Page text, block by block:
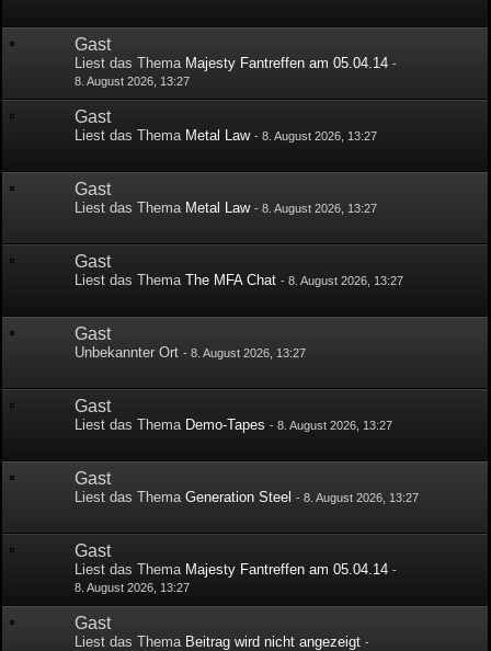
Gast
Liest das Thema Majesty Fantreffen am 05.04.14 -
8. August 2026, 13:27
Gast
Liest das Thema Metal Law -8. August 2026, 13:27
Gast
Liest das Thema Metal Law -8. August 2026, 13:27
Gast
Liest das ThemaThe MFA Chat -8. August 2026, 13:27
Gast
Unbekannter Ort-8. August 2026, 13:27
Gast
Liest das Thema Demo-Tapes -8. August 2026, 13:27
Gast
Liest das ThemaGeneration Steel -8. August 2026, 13:27
Gast
Liest das Thema Majesty Fantreffen am 05.04.14 -
8. August 2026, 13:27
Gast
Liest das Thema Beitrag wird nicht angezeigt -